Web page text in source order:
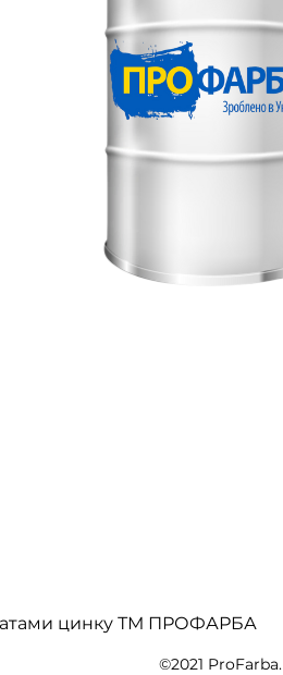
Швидкий перегляд
цинку ТМ ПРОФАРБА
©2021 ProFarba.